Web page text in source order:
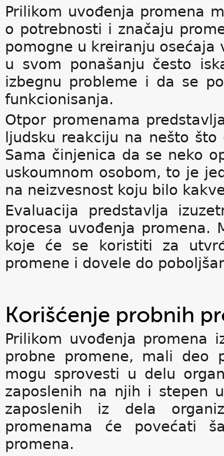
Prilikom uvođenja promena
o potrebnosti i značaju
pomogne u kreiranju osećaja
u svom ponašanju često
izbegnu probleme i da se
funkcionisanja.
Otpor promenama
ljudsku reakciju na nešto
Sama činjenica da se neko
uskoumnom osobom, to je
na neizvesnost koju bilo
Evaluacija predstavlja
procesa uvođenja promena.
koje će se koristiti za
promene i dovele do
Korišćenje probnih
Prilikom uvođenja promena
probne promene, mali deo
mogu sprovesti u delu
zaposlenih na njih i stepen
zaposlenih iz dela
promenama će povećati
promena.